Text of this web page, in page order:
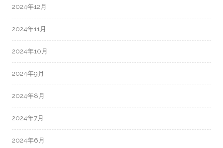
2024年12月
2024年11月
2024年10月
2024年9月
2024年8月
2024年7月
2024年6月